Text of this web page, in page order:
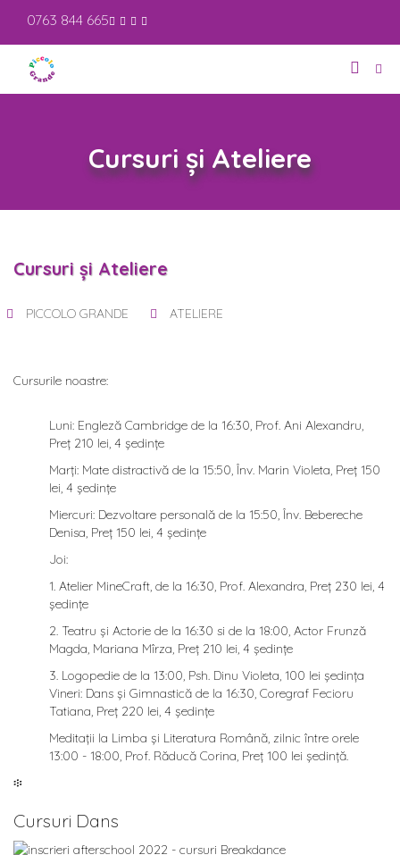
0763 844 665
Cursuri și Ateliere
Cursuri și Ateliere
PICCOLO GRANDE ATELIERE
Cursurile noastre:
Luni: Engleză Cambridge de la 16:30, Prof. Ani Alexandru,
Preț 210 lei, 4 ședințe
Marți: Mate distractivă de la 15:50, Înv. Marin Violeta, Preț 150
lei, 4 ședințe
Miercuri: Dezvoltare personală de la 15:50, Înv. Bebereche
Denisa, Preț 150 lei, 4 ședințe
Joi:
1. Atelier MineCraft, de la 16:30, Prof. Alexandra, Preț 230 lei, 4
ședințe
2. Teatru și Actorie de la 16:30 si de la 18:00, Actor Frunză
Magda, Mariana Mîrza, Preț 210 lei, 4 ședințe
3. Logopedie de la 13:00, Psh. Dinu Violeta, 100 lei ședința
Vineri: Dans și Gimnastică de la 16:30, Coregraf Fecioru
Tatiana, Preț 220 lei, 4 ședințe
Meditații la Limba și Literatura Română, zilnic între orele
13:00 - 18:00, Prof. Răducă Corina, Preț 100 lei ședință.
፨
Cursuri Dans